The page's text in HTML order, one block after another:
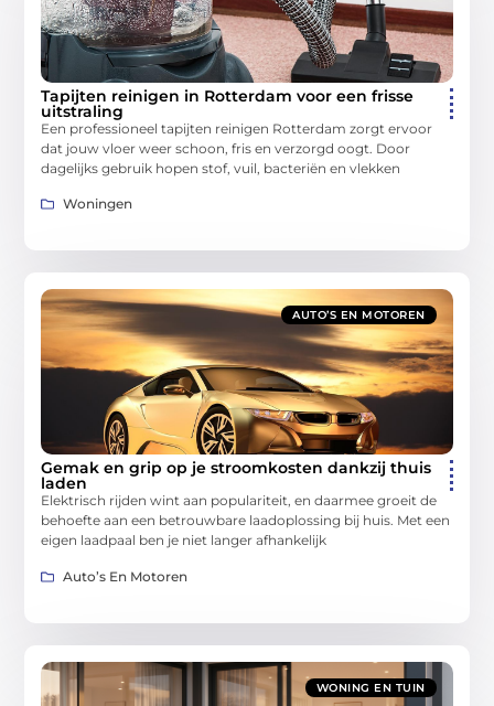
Tapijten reinigen in Rotterdam voor een frisse
uitstraling
Een professioneel tapijten reinigen Rotterdam zorgt ervoor
dat jouw vloer weer schoon, fris en verzorgd oogt. Door
dagelijks gebruik hopen stof, vuil, bacteriën en vlekken
Woningen
AUTO’S EN MOTOREN
Gemak en grip op je stroomkosten dankzij thuis
laden
Elektrisch rijden wint aan populariteit, en daarmee groeit de
behoefte aan een betrouwbare laadoplossing bij huis. Met een
eigen laadpaal ben je niet langer afhankelijk
Auto’s En Motoren
WONING EN TUIN